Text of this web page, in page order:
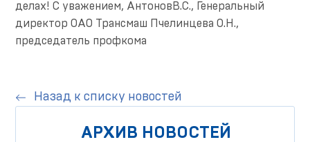
делах! С уважением, АнтоновВ.С., Генеральный
директор ОАО Трансмаш Пчелинцева О.Н.,
председатель профкома
Назад к списку новостей
АРХИВ НОВОСТЕЙ